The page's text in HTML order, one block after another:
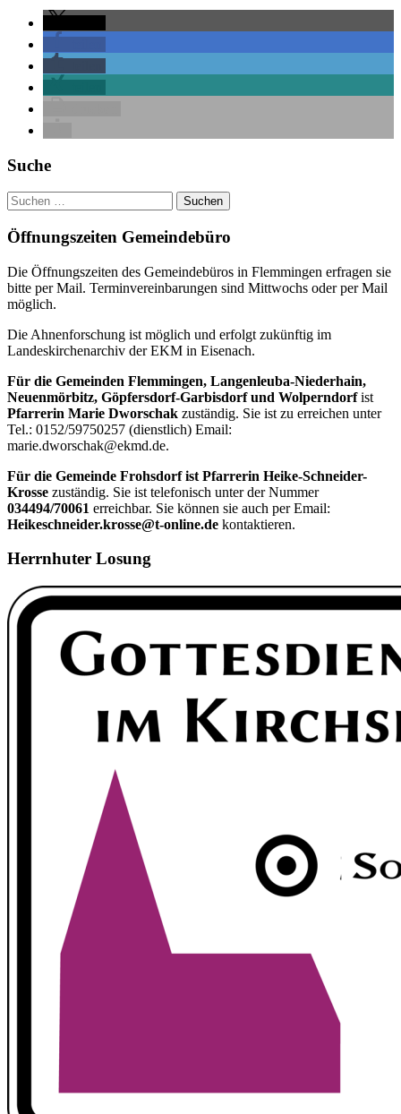
Haupt-
Seitenleiste
Suche
Suchen
nach:
Öffnungszeiten Gemeindebüro
Die Öffnungszeiten des Gemeindebüros in Flemmingen erfragen sie
bitte per Mail. Terminvereinbarungen sind Mittwochs oder per Mail
möglich.
Die Ahnenforschung ist möglich und erfolgt zukünftig im
Landeskirchenarchiv der EKM in Eisenach.
Für die Gemeinden Flemmingen, Langenleuba-Niederhain,
Neuenmörbitz, Göpfersdorf-Garbisdorf und Wolperndorfist
Pfarrerin Marie Dworschak zuständig. Sie ist zu erreichen unter
Tel.: 0152/59750257 (dienstlich) Email:
marie.dworschak@ekmd.de.
Für die Gemeinde Frohsdorf ist Pfarrerin Heike-Schneider-
Krosse zuständig. Sie ist telefonisch unter der Nummer
034494/70061 erreichbar. Sie können sie auch per Email:
Heikeschneider.krosse@t-online.de kontaktieren.
Herrnhuter Losung